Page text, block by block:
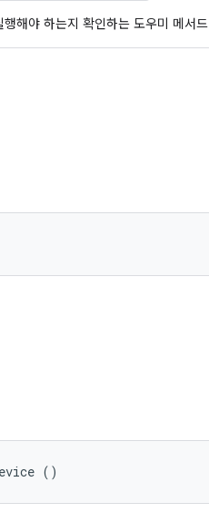
해야 하는지 확인하는 도우미 메서드
()